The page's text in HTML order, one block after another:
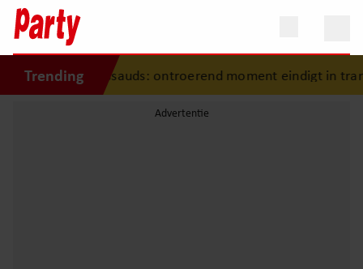
Trending
in Madame Tussauds: ontroerend moment eindigt in